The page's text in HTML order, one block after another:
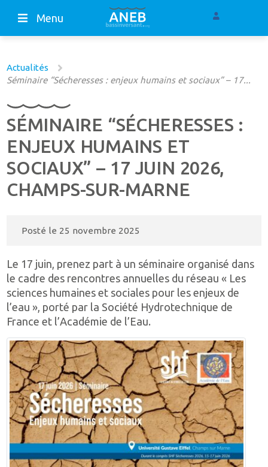
Menu
Actualités
Séminaire “Sécheresses : enjeux humains et sociaux” – 17...
SÉMINAIRE “SÉCHERESSES :
ENJEUX HUMAINS ET
SOCIAUX” – 17 JUIN 2026,
CHAMPS-SUR-MARNE
Posté le 25 novembre 2025
Le 17 juin, prenez part à un séminaire organisé dans
le cadre des rencontres annuelles du réseau « Les
sciences humaines et sociales pour les enjeux de
l’eau », porté par la Société Hydrotechnique de
France et l’Académie de l’Eau.